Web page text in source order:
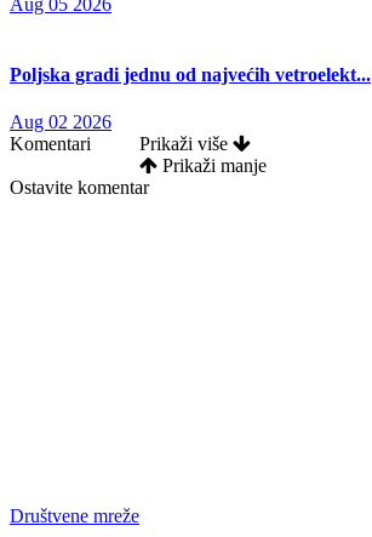
Aug 05 2026
Poljska gradi jednu od najvećih vetroelekt...
Aug 02 2026
Komentari
Prikaži više
Prikaži manje
Ostavite komentar
Društvene mreže